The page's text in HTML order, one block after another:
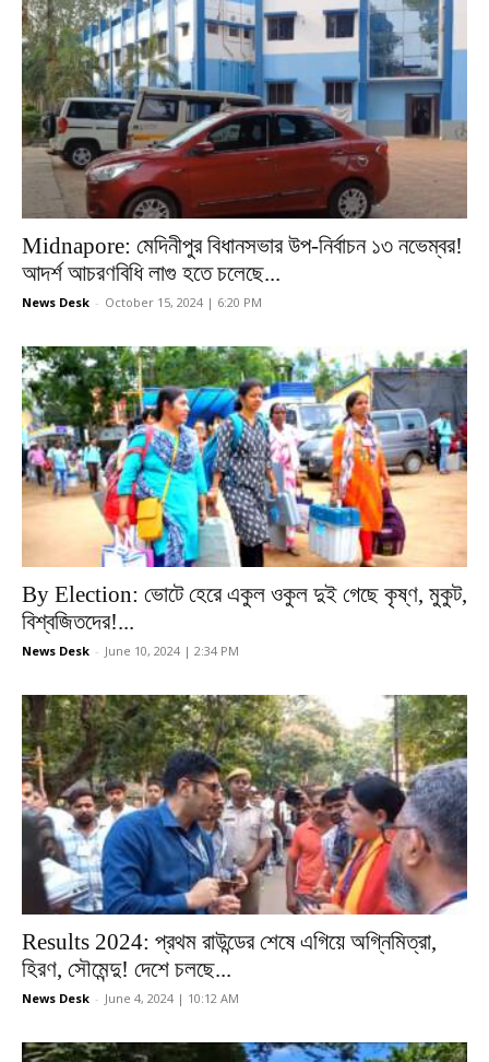
Midnapore: মেদিনীপুর বিধানসভার উপ-নির্বাচন ১৩ নভেম্বর!
আদর্শ আচরণবিধি লাগু হতে চলেছে...
News Desk - October 15, 2024 | 6:20 PM
By Election: ভোটে হেরে একুল ওকুল দুই গেছে কৃষ্ণ, মুকুট,
বিশ্বজিতদের!...
News Desk - June 10, 2024 | 2:34 PM
Results 2024: প্রথম রাউন্ডের শেষে এগিয়ে অগ্নিমিত্রা,
হিরণ, সৌমেন্দু! দেশে চলছে...
News Desk - June 4, 2024 | 10:12 AM